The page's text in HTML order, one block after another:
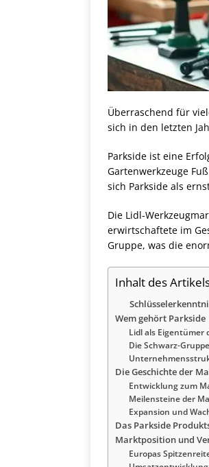
Überraschend für
sich in den letzten
Parkside ist eine
Gartenwerkzeuge
sich Parkside als
Die Lidl-
erwirtschaftete im
Gruppe, was die
Inhalt des
Wem gehört Parkside
Lidl als Eigentümer
Die Schwarz-
Die Geschichte der
Entwicklung zum
Meilensteine der
Expansion und
Das Parkside
Marktposition und
Europas